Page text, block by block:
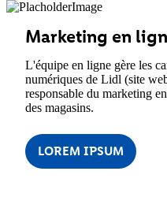
Marketing en
L'équipe en ligne gère les
numériques de Lidl (site
responsable du marketing
des magasins.
LOREM IPSUM